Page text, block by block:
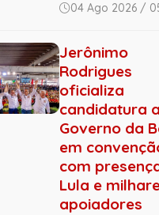
04 Ago 2026 /
Jerônimo
Rodrigues
oficializa
candidatura
Governo da
em
com
Lula e
apoiadores